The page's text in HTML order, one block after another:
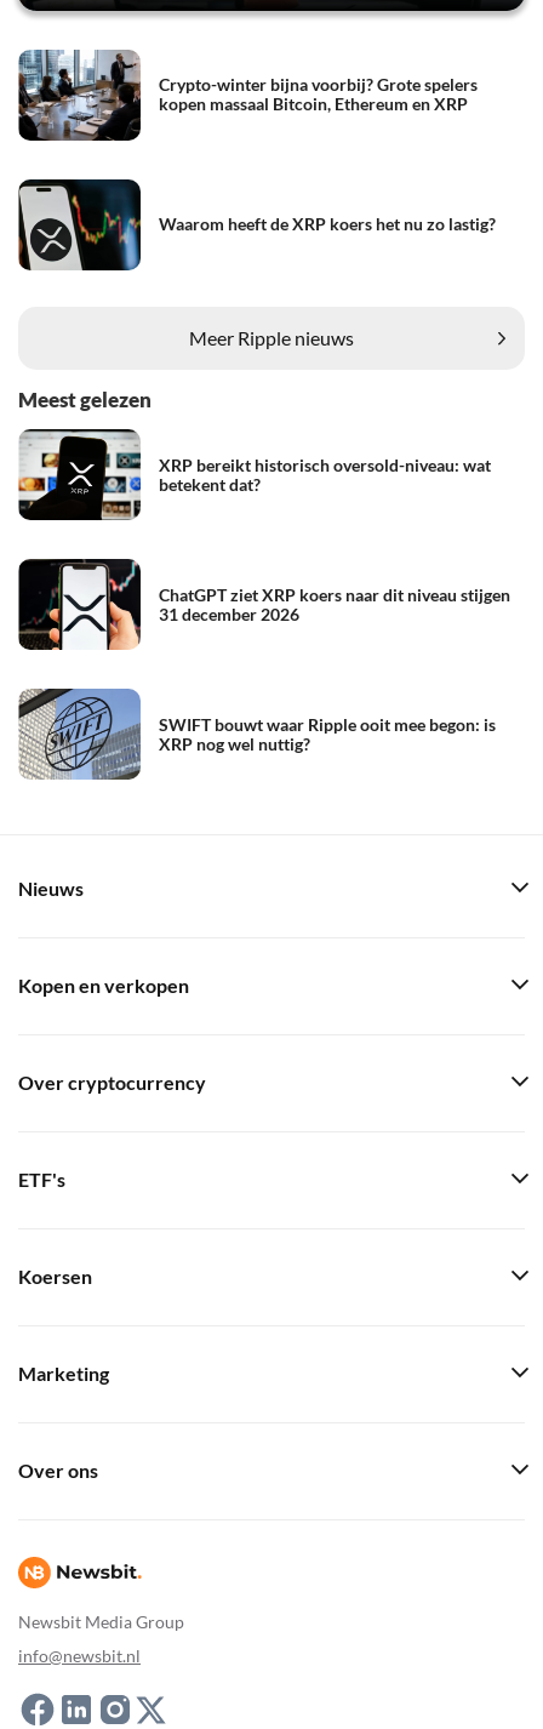
Crypto-winter bijna voorbij? Grote spelers
kopen massaal Bitcoin, Ethereum en XRP
Waarom heeft de XRP koers het nu zo lastig?
Meer Ripple nieuws
Meest gelezen
XRP bereikt historisch oversold-niveau: wat
betekent dat?
ChatGPT ziet XRP koers naar dit niveau stijgen
31 december 2026
SWIFT bouwt waar Ripple ooit mee begon: is
XRP nog wel nuttig?
Newsbit Media Group
info@newsbit.nl
Nieuws
Kopen en verkopen
Over cryptocurrency
ETF's
Koersen
Marketing
Over ons